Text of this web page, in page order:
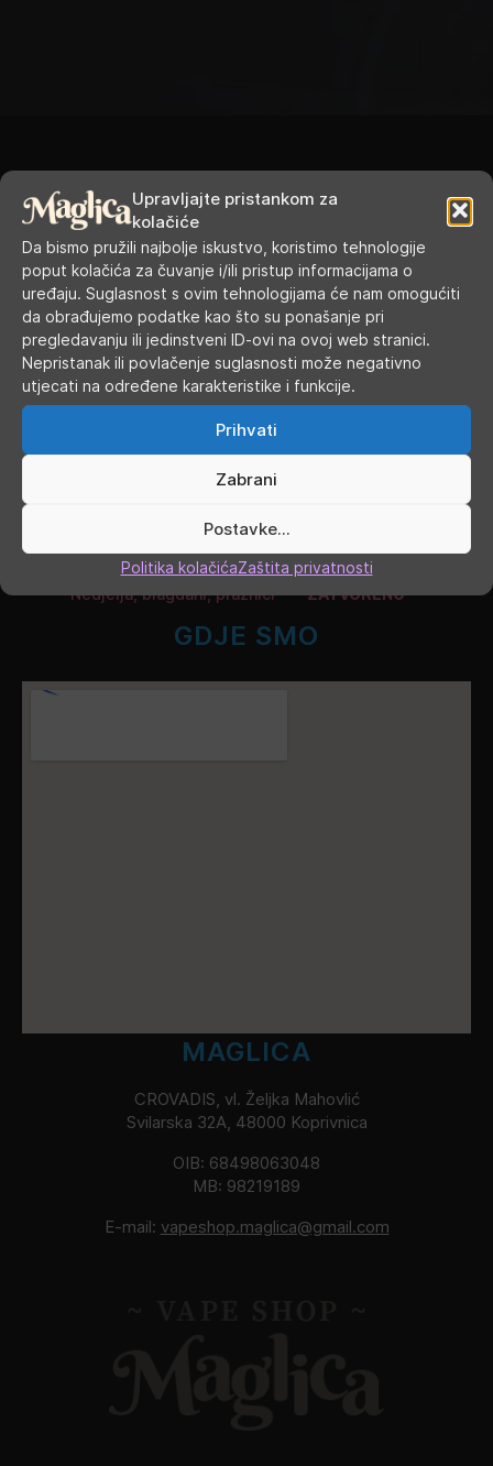
Upravljajte pristankom za
kolačiće
Da bismo pružili najbolje iskustvo, koristimo tehnologije
poput kolačića za čuvanje i/ili pristup informacijama o
uređaju. Suglasnost s ovim tehnologijama će nam omogućiti
da obrađujemo podatke kao što su ponašanje pri
pregledavanju ili jedinstveni ID-ovi na ovoj web stranici.
Nepristanak ili povlačenje suglasnosti može negativno
utjecati na određene karakteristike i funkcije.
Prihvati
Zabrani
Postavke...
Politika kolačićaZaštita privatnosti
RADNO VRIJEME
Ponedjeljak 9.00 - 19.00
Utorak 9.00 - 16.00
9.00 - 16.00
Nedjelja, blagdani, praznici ZATVORENO
GDJE SMO
MAGLICA
CROVADIS, vl. Željka Mahovlić
Svilarska 32A, 48000 Koprivnica
OIB: 68498063048
MB: 98219189
E-mail: vapeshop.maglica@gmail.com